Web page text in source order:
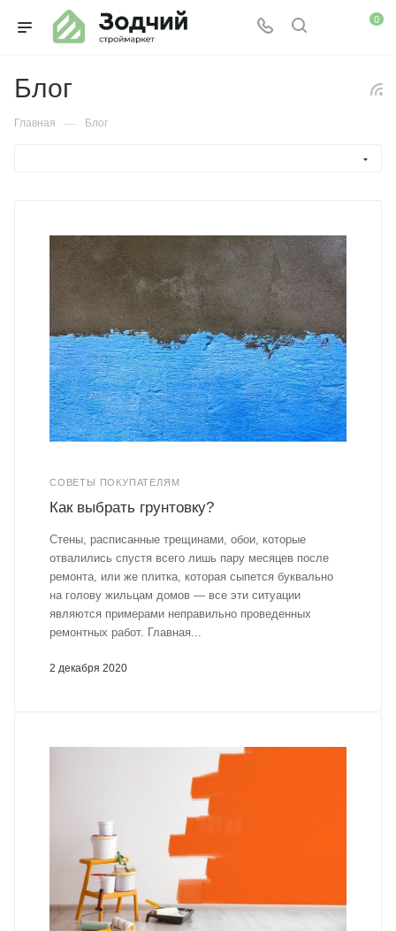
0
Блог
Главная — Блог
СОВЕТЫ ПОКУПАТЕЛЯМ
2 декабря 2020
Как выбрать грунтовку?
Стены, расписанные трещинами, обои, которые
отвалились спустя всего лишь пару месяцев после
ремонта, или же плитка, которая сыпется буквально
на голову жильцам домов — все эти ситуации
являются примерами неправильно проведенных
ремонтных работ. Главная...